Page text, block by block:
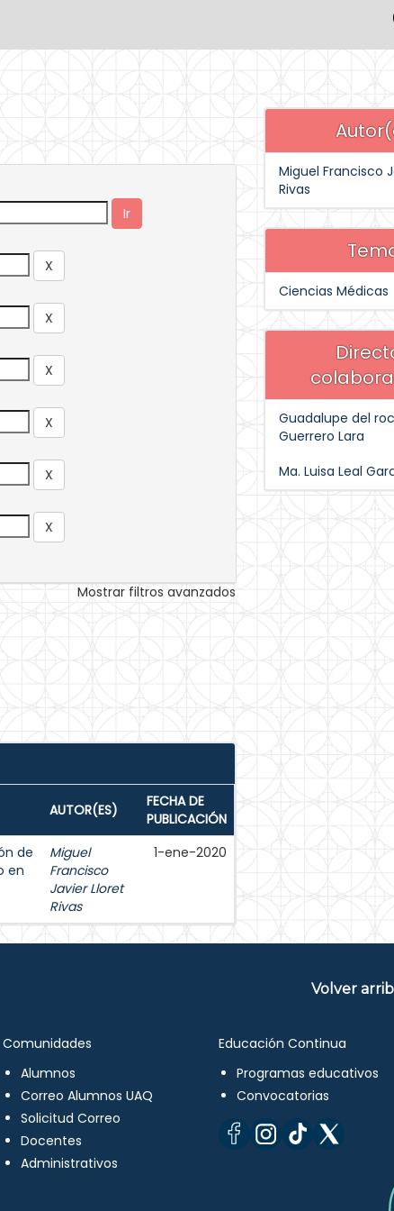
Mostrar filtros avanzados
AUTOR(ES)
FECHA DE
PUBLICACIÓN
de
en
Miguel
Francisco
Javier Lloret
Rivas
1-ene-2020
Miguel Francisco
Rivas
Ciencias Médicas
Guadalupe del
Guerrero Lara
Ma. Luisa Leal
Volver
Comunidades
Alumnos
Correo Alumnos UAQ
Solicitud Correo
Docentes
Administrativos
Educación Continua
Programas educativos
Convocatorias